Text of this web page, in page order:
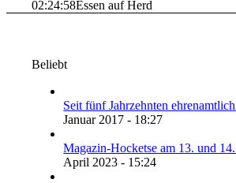
02:24:58Essen auf Herd
Beliebt
Seit fünf Jahrzehnten
Januar 2017 - 18:27
Magazin-Hocketse am 13. und
April 2023 - 15:24